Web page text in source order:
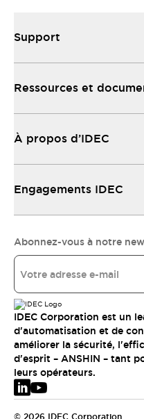
Support
Ressources et
À propos d’IDEC
Engagements IDEC
Abonnez-vous à notre
IDEC Corporation est un
d'automatisation et de
améliorer la sécurité,
d'esprit – ANSHIN – tant
leurs opérateurs.